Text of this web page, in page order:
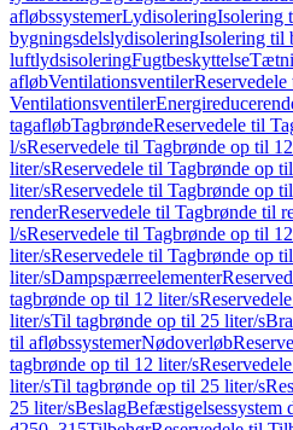
afløbssystemerLydisoleringIsolering
bygningsdelslydisoleringIsolering til
luftlydsisoleringFugtbeskyttelse
afløbVentilationsventilerReservedele
Ventilationsventiler
tagafløbTagbrøndeReservedele til
l/sReservedele til Tagbrønde op til
liter/sReservedele til Tagbrønde op
liter/sReservedele til Tagbrønde op
renderReservedele til Tagbrønde til
l/sReservedele til Tagbrønde op til
liter/sReservedele til Tagbrønde op
liter/sDampspærreelementer
tagbrønde op til 12 liter/s
liter/sTil tagbrønde op til 25 liter/s
til afløbssystemerNødoverløb
tagbrønde op til 12 liter/s
liter/sTil tagbrønde op til 25 liter/s
25 liter/sBeslagBefæstigelsessystem